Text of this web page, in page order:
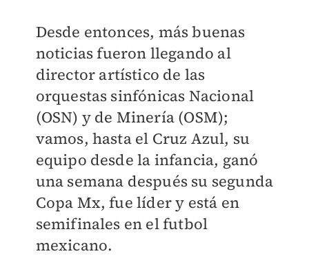
Desde entonces, más buenas
noticias fueron llegando al
director artístico de las
orquestas sinfónicas Nacional
(OSN) y de Minería (OSM);
vamos, hasta el Cruz Azul, su
equipo desde la infancia, ganó
una semana después su segunda
Copa Mx, fue líder y está en
semifinales en el futbol
mexicano.